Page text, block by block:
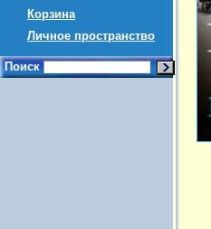
Корзина
Личное пространство
Поиск